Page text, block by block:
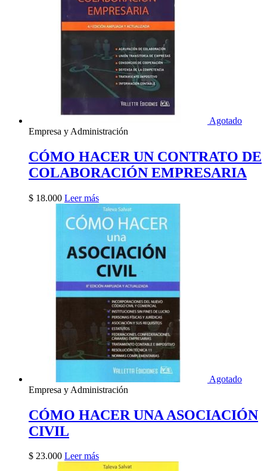
Agotado
Empresa y Administración
CÓMO HACER UN CONTRATO DE
COLABORACIÓN EMPRESARIA
$ 18.000 Leer más
Agotado
Empresa y Administración
CÓMO HACER UNA ASOCIACIÓN
CIVIL
$ 23.000 Leer más